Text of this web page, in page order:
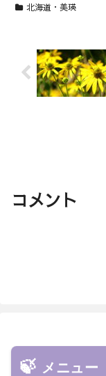
北海道・美瑛
コメント
メニュー